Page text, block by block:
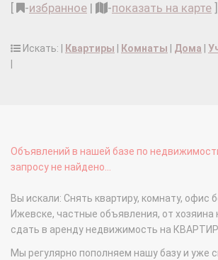
-избранное | -показать на карте
Искать: | Квартиры Комнаты Дома
Объявлений в нашей базе по
запросу не найдено...
Вы искали: Снять квартиру, комнату, офис
Ижевске, частные объявления, от хозяина
сдать в аренду недвижимость на
Мы регулярно пополняем нашу базу и уже